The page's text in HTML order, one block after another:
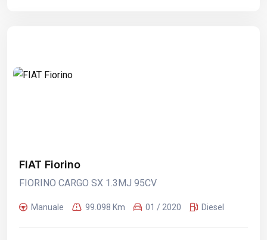
FIAT Fiorino
FIORINO CARGO SX 1.3MJ 95CV
Manuale 99.098 Km 01 / 2020 Diesel